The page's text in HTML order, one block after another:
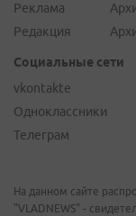
Реклама
Редакция
Социальные сети
vkontakte
Одноклассники
Телеграм
На данном сайте
"VLADNEWS" -